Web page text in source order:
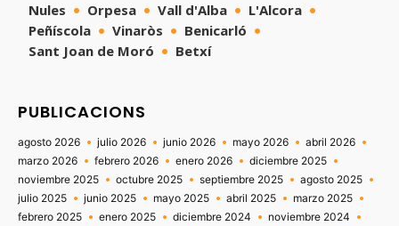
Nules
Orpesa Vall d'Alba
L'Alcora
Peñíscola
Vinaròs
Benicarló
Sant Joan de Moró
Betxí
PUBLICACIONS
agosto 2026 julio 2026 junio 2026 mayo 2026
abril 2026
marzo 2026
febrero 2026 enero 2026
diciembre 2025
noviembre 2025
octubre 2025 septiembre 2025
agosto 2025
julio 2025
junio 2025 mayo 2025 abril 2025
marzo 2025
febrero 2025
enero 2025 diciembre 2024
noviembre 2024